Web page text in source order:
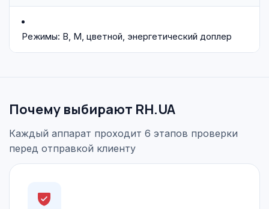
Режимы: В, М, цветной, энергетический доплер
Почему выбирают RH.UA
Каждый аппарат проходит 6 этапов проверки
перед отправкой клиенту